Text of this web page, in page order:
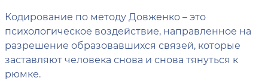
Кодирование по методу Довженко – это
психологическое воздействие, направленное на
разрешение образовавшихся связей, которые
заставляют человека снова и снова тянуться к
рюмке.